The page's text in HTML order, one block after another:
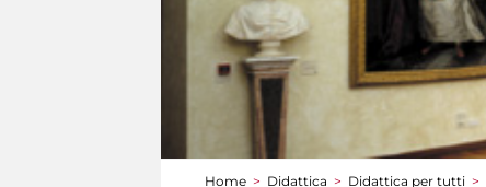
Home > Didattica > Didattica per tutti >